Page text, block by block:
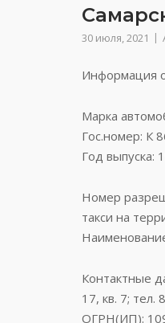
30 июля, 2021
Информация
Марка
Гос.номер: К
Год выпуска:
Номер
такси на
Контактные
17, кв. 7; тел.
ОГРН(ИП):